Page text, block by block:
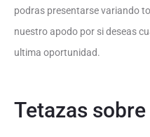
podras presentarse variando
nuestro apodo por si deseas
ultima oportunidad.
Tetazas